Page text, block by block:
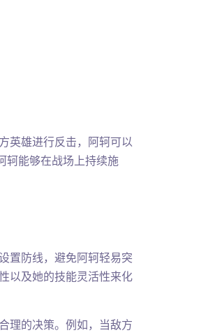
英雄进行反击，阿轲可以
轲能够在战场上持续施
置防线，避免阿轲轻易突
以及她的技能灵活性来化
理的决策。例如，当敌方